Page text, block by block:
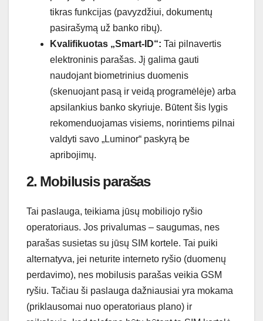
tikras funkcijas (pavyzdžiui, dokumentų
pasirašymą už banko ribų).
Kvalifikuotas „Smart-ID“: Tai pilnavertis
elektroninis parašas. Jį galima gauti
naudojant biometrinius duomenis
(skenuojant pasą ir veidą programėlėje) arba
apsilankius banko skyriuje. Būtent šis lygis
rekomenduojamas visiems, norintiems pilnai
valdyti savo „Luminor“ paskyrą be
apribojimų.
2. Mobilusis parašas
Tai paslauga, teikiama jūsų mobiliojo ryšio
operatoriaus. Jos privalumas – saugumas, nes
parašas susietas su jūsų SIM kortele. Tai puiki
alternatyva, jei neturite interneto ryšio (duomenų
perdavimo), nes mobilusis parašas veikia GSM
ryšiu. Tačiau ši paslauga dažniausiai yra mokama
(priklausomai nuo operatoriaus plano) ir